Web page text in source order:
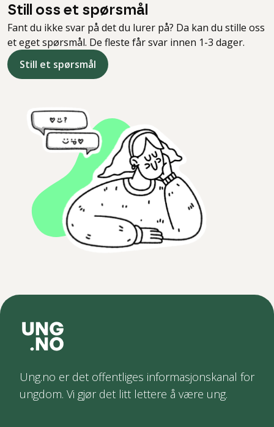
Still oss et spørsmål
Fant du ikke svar på det du lurer på? Da kan du stille oss
et eget spørsmål. De fleste får svar innen 1-3 dager.
Still et spørsmål
Ung.no er det offentliges informasjonskanal for
ungdom. Vi gjør det litt lettere å være ung.